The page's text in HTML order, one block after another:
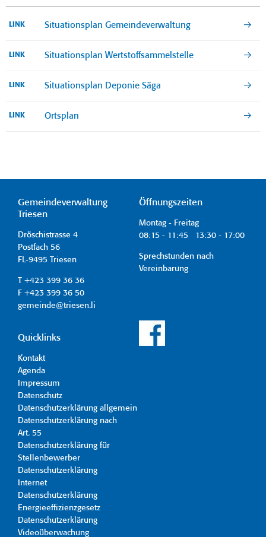
LINK Situationsplan Gemeindeverwaltung
LINK Situationsplan Wertstoffsammelstelle
LINK Situationsplan Deponie Säga
LINK Ortsplan
Gemeindeverwaltung
Triesen
Dröschistrasse 4
Postfach 56
FL-9495 Triesen
T +423 399 36 36
F +423 399 36 50
gemeinde@triesen.li
Öffnungszeiten
Montag - Freitag
08:15 - 11:45 13:30 - 17:00
Sprechstunden nach
Vereinbarung
Quicklinks
Kontakt
Agenda
Impressum
Datenschutz
Datenschutzerklärung allgemein
Datenschutzerklärung nach
Art. 55
Datenschutzerklärung für
Stellenbewerber
Datenschutzerklärung
Internet
Datenschutzerklärung
Energieeffizienzgesetz
Datenschutzerklärung
Videoüberwachung